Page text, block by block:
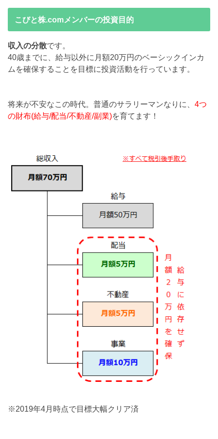
こびと株.comメンバーの投資目的
収入の分散です。
40歳までに、給与以外に月額20万円のベーシックインカ
ムを確保することを目標に投資活動を行っています。
将来が不安なこの時代。普通のサラリーマンなりに、4つ
の財布(給与/配当/不動産/副業)を育てます！
※2019年4月時点で目標大幅クリア済